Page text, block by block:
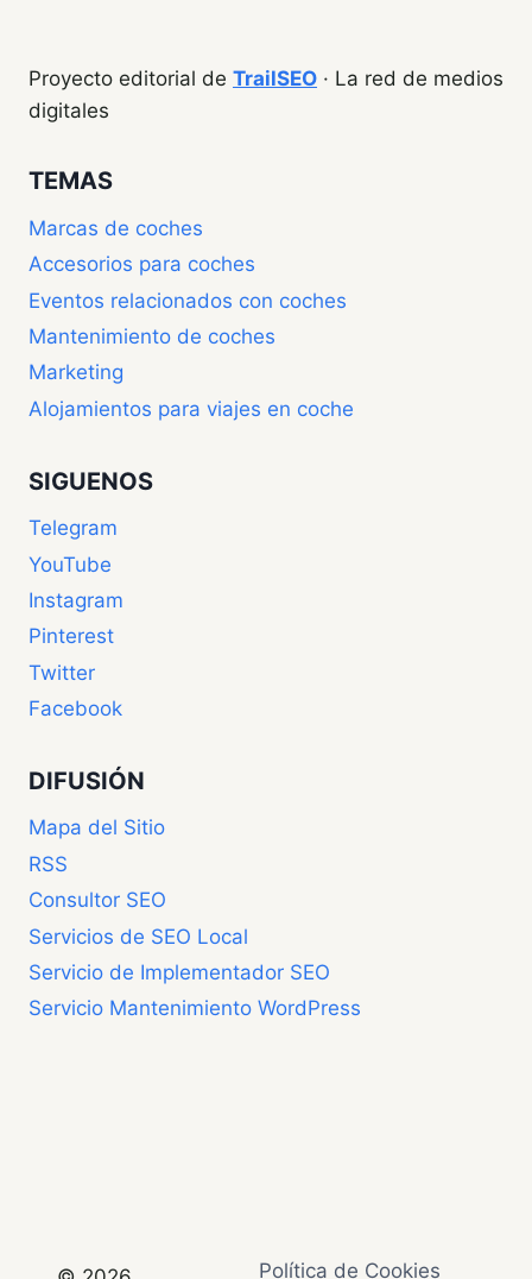
Proyecto editorial de TrailSEO · La red de medios
digitales
TEMAS
Marcas de coches
Accesorios para coches
Eventos relacionados con coches
Mantenimiento de coches
Marketing
Alojamientos para viajes en coche
SIGUENOS
Telegram
YouTube
Instagram
Pinterest
Twitter
Facebook
DIFUSIÓN
Mapa del Sitio
RSS
Consultor SEO
Servicios de SEO Local
Servicio de Implementador SEO
Servicio Mantenimiento WordPress
Política de Cookies